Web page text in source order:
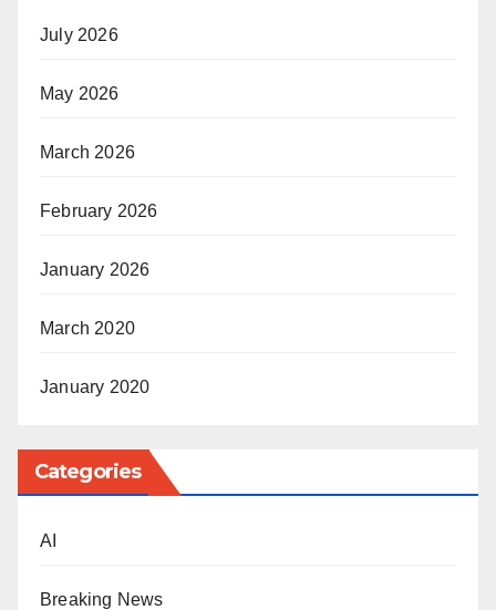
July 2026
May 2026
March 2026
February 2026
January 2026
March 2020
January 2020
Categories
AI
Breaking News